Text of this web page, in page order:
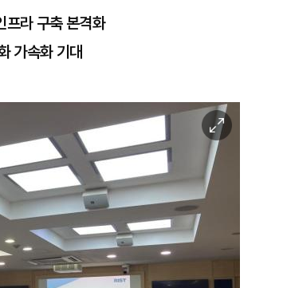
프라 구축 본격화
가속화 기대
이
미
지
확